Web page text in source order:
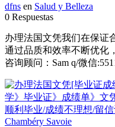
dfns en Salud y Belleza
0 Respuestas
办理法国文凭我们在保证
通过品质和效率不断优化
咨询顾问：Sam q/微信